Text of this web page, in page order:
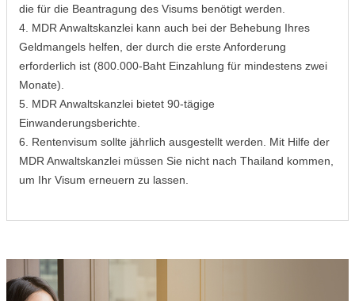
die für die Beantragung des Visums benötigt werden.
4. MDR Anwaltskanzlei kann auch bei der Behebung Ihres
Geldmangels helfen, der durch die erste Anforderung
erforderlich ist (800.000-Baht Einzahlung für mindestens zwei
Monate).
5. MDR Anwaltskanzlei bietet 90-tägige
Einwanderungsberichte.
6. Rentenvisum sollte jährlich ausgestellt werden. Mit Hilfe der
MDR Anwaltskanzlei müssen Sie nicht nach Thailand kommen,
um Ihr Visum erneuern zu lassen.